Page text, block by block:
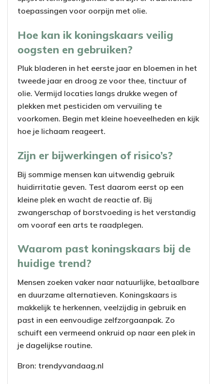
toepassingen voor oorpijn met olie.
Hoe kan ik koningskaars veilig
oogsten en gebruiken?
Pluk bladeren in het eerste jaar en bloemen in het
tweede jaar en droog ze voor thee, tinctuur of
olie. Vermijd locaties langs drukke wegen of
plekken met pesticiden om vervuiling te
voorkomen. Begin met kleine hoeveelheden en kijk
hoe je lichaam reageert.
Zijn er bijwerkingen of risico’s?
Bij sommige mensen kan uitwendig gebruik
huidirritatie geven. Test daarom eerst op een
kleine plek en wacht de reactie af. Bij
zwangerschap of borstvoeding is het verstandig
om vooraf een arts te raadplegen.
Waarom past koningskaars bij de
huidige trend?
Mensen zoeken vaker naar natuurlijke, betaalbare
en duurzame alternatieven. Koningskaars is
makkelijk te herkennen, veelzijdig in gebruik en
past in een eenvoudige zelfzorgaanpak. Zo
schuift een vermeend onkruid op naar een plek in
je dagelijkse routine.
Bron: trendyvandaag.nl